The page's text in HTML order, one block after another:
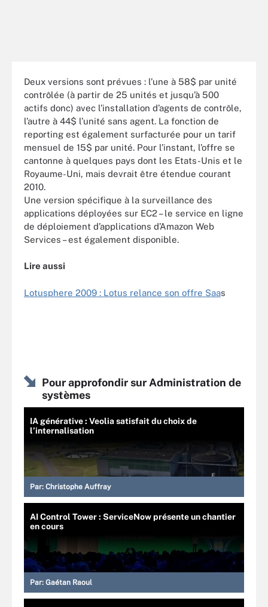
Deux versions sont prévues : l’une à 58$ par unité
contrôlée (à partir de 25 unités et jusqu’à 500
actifs donc) avec l’installation d’agents de contrôle,
l’autre à 44$ l’unité sans agent. La fonction de
reporting est également surfacturée pour un tarif
mensuel de 15$ par unité. Pour l’instant, l’offre se
cantonne à quelques pays dont les Etats-Unis et le
Royaume-Uni, mais devrait être étendue courant
2010.
Une version spécifique à la surveillance des
applications déployées sur EC2 – le service en ligne
de déploiement d’applications d’Amazon Web
Services – est également disponible.
Lire aussi
Lotusphere 2009 : Lotus relance son offre Saas
Pour approfondir sur Administration de
systèmes
IA générative : Veolia satisfait du choix de
l’internalisation
Par: Christophe Auffray
AI Control Tower : ServiceNow présente un chantier
en cours
Par: Gaétan Raoul